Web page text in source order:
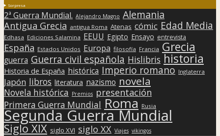
Sorpresa
2ª Guerra Mundial. Alejandro Magno Alemania
Antigua Grecia antigua Roma Atenas cómic Edad Media
Edhasa Ediciones Salamina EEUU Egipto Ensayo entrevista
España Estados Unidos Europa filosofía Francia Grecia
guerra Guerra civil española Hislibris historia
Historia de España histórica Imperio romano Inglaterra
Japón libros literatura nazismo novela
Novela histórica Premios presentación
Primera Guerra Mundial Roma Rusia
Segunda Guerra Mundial
Siglo XIX siglo XVI siglo XX Viajes vikingos